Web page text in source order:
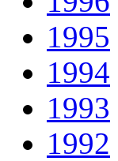
1995
1994
1993
1992